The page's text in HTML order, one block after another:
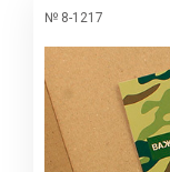
№ 8-1217